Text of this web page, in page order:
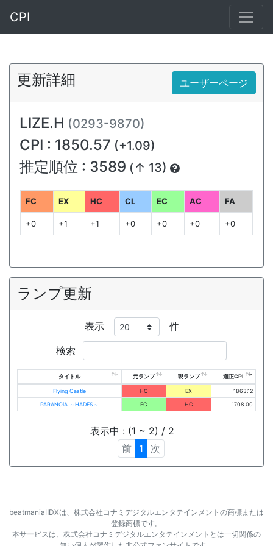
CPI
更新詳細 ユーザーページ
LIZE.H (0293-9870)
CPI : 1850.57 (+1.09)
推定順位 : 3589 (↑ 13)
FC EX HC CL EC AC FA
+0 +1 +1 +0 +0 +0 +0
ランプ更新
表示 件
検索
タイトル 元ランプ 現ランプ 適正CPI
Flying Castle HC EX
1863.12
PARANOiA ～HADES～
EC HC 1708.00
表示中 : (1 ~ 2) / 2
前
1 次
beatmaniaⅡDXは、株式会社コナミデジタルエンタテインメントの商標または
登録商標です。
本サービスは、株式会社コナミデジタルエンタテインメントとは一切関係の